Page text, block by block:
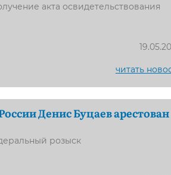
акта освидетельствования
читать
Денис Буцаев арестован
розыск